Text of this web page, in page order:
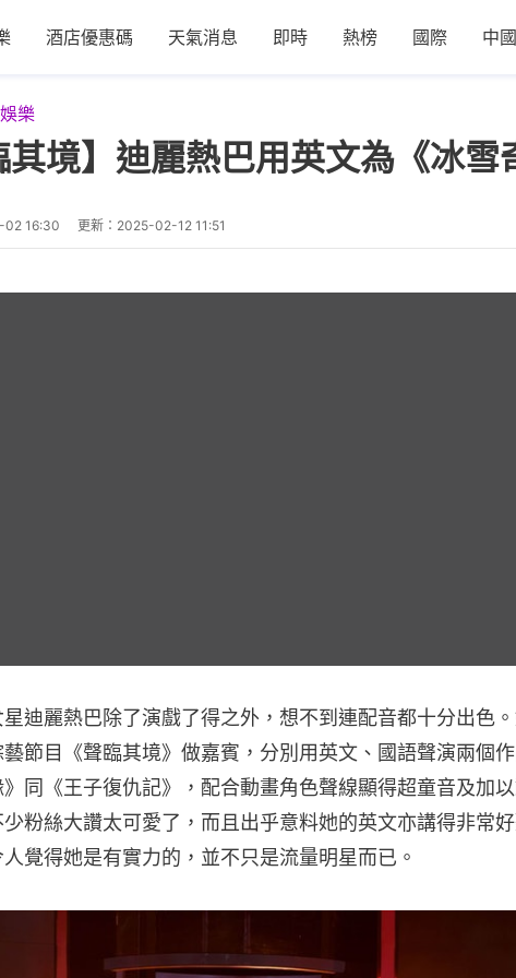
酒店優惠碼 天氣消息 即時 熱榜 國際 中國
樂
其境】迪麗熱巴用英文為《冰
16:30 更新： 2025-02-12 11:51
星迪麗熱巴除了演戲了得之外，想不到連配音都十分出色
節目《聲臨其境》做嘉賓，分別用英文、國語聲演兩個
》同《王子復仇記》，配合動畫角色聲線顯得超童音及加
少粉絲大讚太可愛了，而且出乎意料她的英文亦講得非常好
覺得她是有實力的，並不只是流量明星而已。